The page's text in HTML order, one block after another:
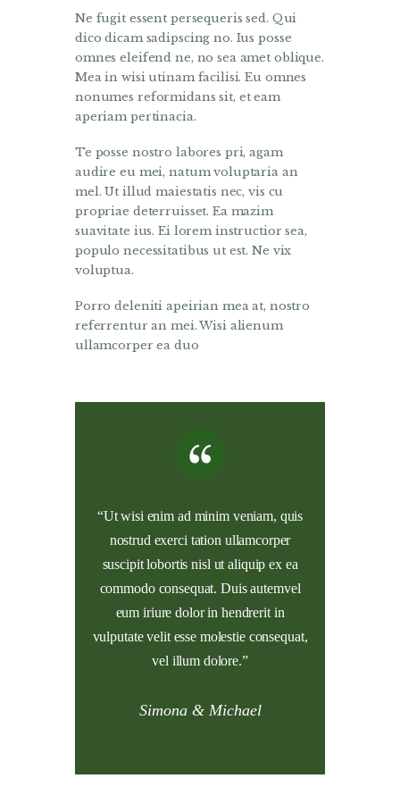
Ne fugit essent persequeris sed. Qui
dico dicam sadipscing no. Ius posse
omnes eleifend ne, no sea amet oblique.
Mea in wisi utinam facilisi. Eu omnes
nonumes reformidans sit, et eam
aperiam pertinacia.
Te posse nostro labores pri, agam
audire eu mei, natum voluptaria an
mel. Ut illud maiestatis nec, vis cu
propriae deterruisset. Ea mazim
suavitate ius. Ei lorem instructior sea,
populo necessitatibus ut est. Ne vix
voluptua.
Porro deleniti apeirian mea at, nostro
referrentur an mei. Wisi alienum
ullamcorper ea duo
“Ut wisi enim ad minim veniam, quis
nostrud exerci tation ullamcorper
suscipit lobortis nisl ut aliquip ex ea
commodo consequat. Duis autemvel
eum iriure dolor in hendrerit in
vulputate velit esse molestie consequat,
vel illum dolore.”
Simona & Michael